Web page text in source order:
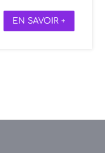
EN SAVOIR +